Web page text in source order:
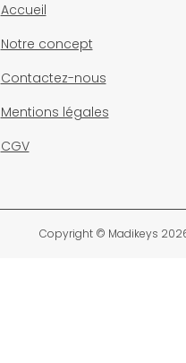
Accueil
Notre concept
Contactez-nous
Mentions légales
CGV
Copyright © Madikeys